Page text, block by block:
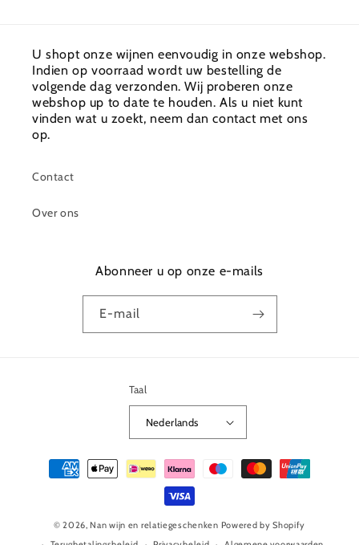
U shopt onze wijnen eenvoudig in onze webshop.
Indien op voorraad wordt uw bestelling de
volgende dag verzonden. Wij proberen onze
webshop up to date te houden. Als u niet kunt
vinden wat u zoekt, neem dan contact met ons
op.
Contact
Over ons
Abonneer u op onze e-mails
E‑mail
Taal
Nederlands
Betaalmethoden
© 2026, Nan wijn en relatiegeschenken Powered by Shopify